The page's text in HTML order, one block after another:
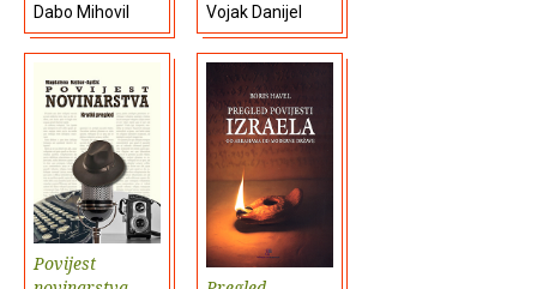
Dabo Mihovil
Vojak Danijel
Povijest